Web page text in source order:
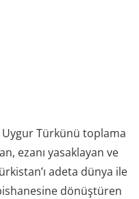
Türkünü toplama
ezanı yasaklayan ve
adeta dünya ile
dönüştüren